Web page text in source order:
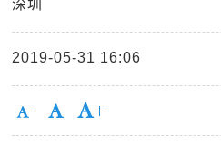
深圳
2019-05-31 16:06